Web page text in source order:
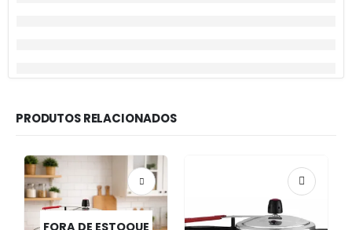
PRODUTOS RELACIONADOS
FORA DE ESTOQUE